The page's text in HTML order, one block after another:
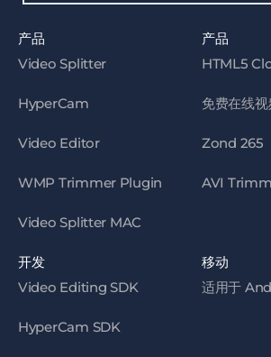
产品
Video Splitter
HyperCam
Video Editor
WMP Trimmer Plugin
Video Splitter MAC
产品
HTML5
免费在线
Zond 265
AVI
开发
Video Editing SDK
HyperCam SDK
移动
适用于